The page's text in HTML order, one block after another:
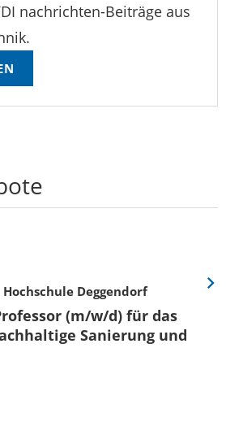
nachrichten-Beiträge aus
Hochschule Deggendorf
(m/w/d) für das
Sanierung und
Eine